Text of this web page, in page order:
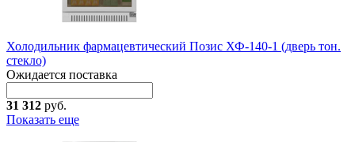
Холодильник фармацевтический Позис ХФ-140-1 (дверь тон.
стекло)
Ожидается поставка
31 312 руб.
Показать еще